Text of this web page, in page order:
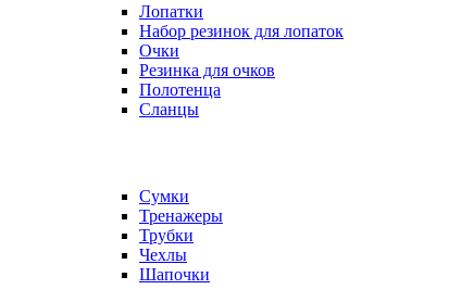
Лопатки
Набор резинок для лопаток
Очки
Резинка для очков
Полотенца
Сланцы
Сумки
Тренажеры
Трубки
Чехлы
Шапочки